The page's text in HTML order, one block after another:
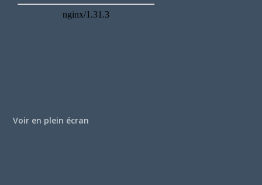
Voir en plein écran